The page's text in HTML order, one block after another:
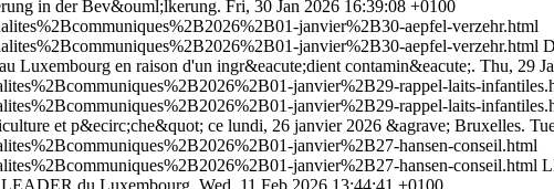
in der Bev&ouml;lkerung. Fri, 30 Jan 2026 16:39:08 +0100
janvier%2B30-aepfel-verzehr.html
janvier%2B30-aepfel-verzehr.html
Luxembourg en raison d'un ingr&eacute;dient contamin&eacute;. Thu, 29
janvier%2B29-rappel-laits-
janvier%2B29-rappel-laits-
et p&ecirc;che&quot; ce lundi, 26 janvier 2026 &agrave; Bruxelles.
janvier%2B27-hansen-conseil.html
janvier%2B27-hansen-conseil.html
LEADER du Luxembourg. Wed, 11 Feb 2026 13:44:41 +0100